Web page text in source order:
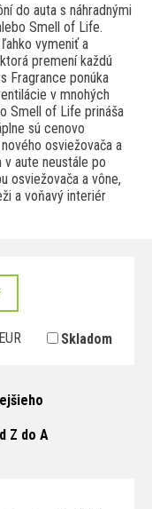
do auta s náhradnými
Smell of Life.
vymeniť a
premení každú
Fragrance ponúka
v mnohých
Smell of Life prináša
sú cenovo
osviežovača a
aute neustále po
osviežovača a vône,
a voňavý interiér
EUR Skladom
Z do A